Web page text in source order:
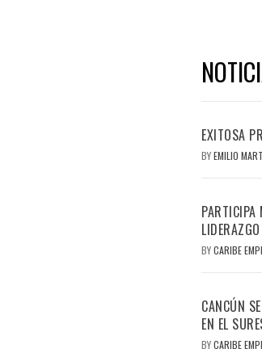
EXITOSA
BYEMILIO
PARTICIPA
BYCARIBE
CANCÚN
EN EL
BYCARIBE